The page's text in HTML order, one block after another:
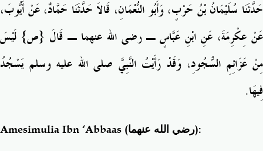
حَدَّثَنَا سُلَيْمَانُ بْنُ حَرْبٍ، وَأَبُو النُّعْمَانِ، قَالاَ حَدَّثَنَا حَمَّادٌ، عَنْ أَيُّوبَ،
عَنْ عِكْرِمَةَ، عَنِ ابْنِ عَبَّاسٍ ـ رضى الله عنهما ـ قَالَ ‏{‏ص‏}‏ لَيْسَ
مِنْ عَزَائِمِ السُّجُودِ، وَقَدْ رَأَيْتُ النَّبِيَّ صلى الله عليه وسلم يَسْجُدُ
فِيهَا‏.‏
Amesimulia Ibn ‘Abbaas (رضي الله عنهما):